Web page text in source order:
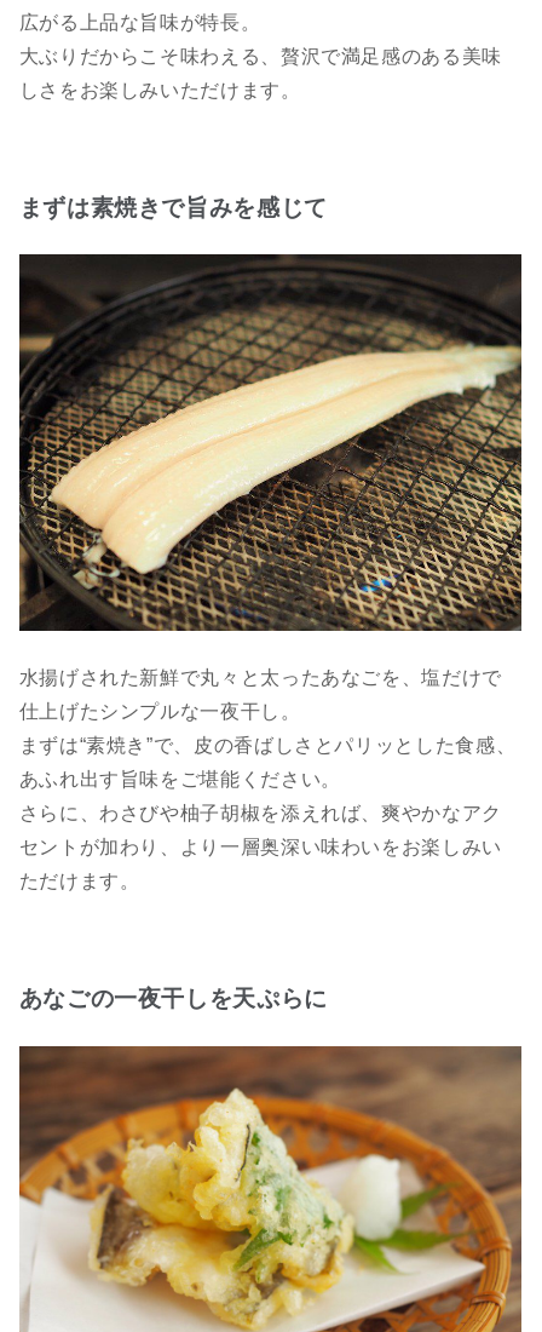
広がる上品な旨味が特長。
大ぶりだからこそ味わえる、贅沢で満足感のある美味
しさをお楽しみいただけます。
まずは素焼きで旨みを感じて
水揚げされた新鮮で丸々と太ったあなごを、塩だけで
仕上げたシンプルな一夜干し。
まずは“素焼き”で、皮の香ばしさとパリッとした食感、
あふれ出す旨味をご堪能ください。
さらに、わさびや柚子胡椒を添えれば、爽やかなアク
セントが加わり、より一層奥深い味わいをお楽しみい
ただけます。
あなごの一夜干しを天ぷらに